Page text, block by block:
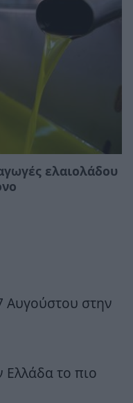
ελαιολάδου
Αυγούστου στην
Ελλάδα το πιο